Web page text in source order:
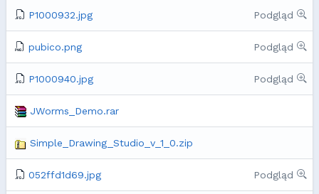
P1000932.jpg Podgląd
pubico.png Podgląd
P1000940.jpg Podgląd
JWorms_Demo.rar
Simple_Drawing_Studio_v_1_0.zip
052ffd1d69.jpg Podgląd